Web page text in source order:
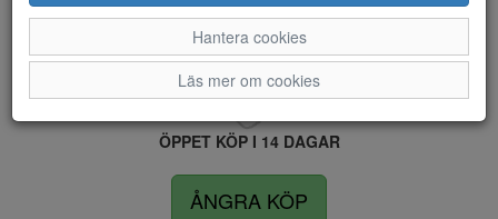
FRI FRAKT VID KÖP ÖVER 1.500 KR
ÖPPET KÖP I 14 DAGAR
ÅNGRA KÖP
Hantera cookies
Läs mer om cookies